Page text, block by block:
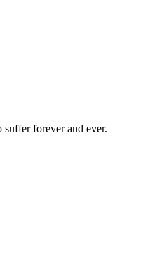
forever and ever.